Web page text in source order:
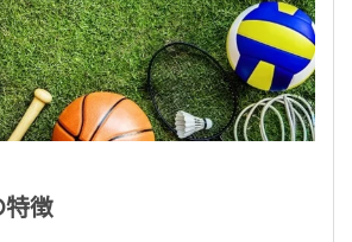
特徴